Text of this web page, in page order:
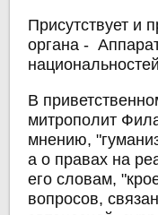
Присутствует и
органа -
В
митрополит
мнению,
а о правах на
его словам,
вопросов,